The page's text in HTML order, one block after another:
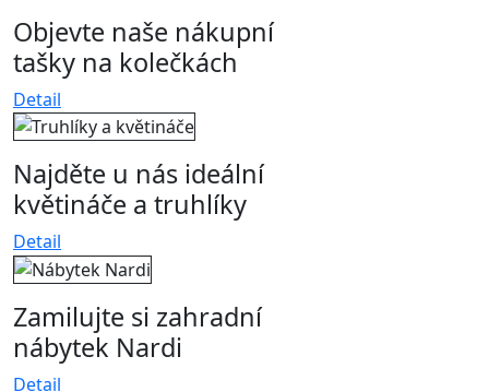
Objevte naše nákupní
tašky na kolečkách
Detail
Najděte u nás ideální
květináče a truhlíky
Detail
Zamilujte si zahradní
nábytek Nardi
Detail